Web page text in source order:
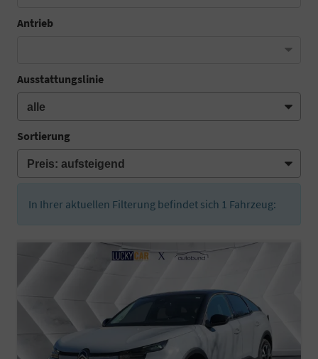
Antrieb
Ausstattungslinie
Sortierung
In Ihrer aktuellen Filterung befindet sich 1 Fahrzeug: